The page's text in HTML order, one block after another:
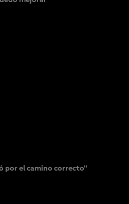
por el camino correcto"